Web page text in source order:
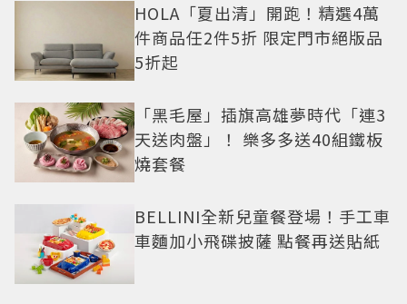
HOLA「夏出清」開跑！精選4萬
件商品任2件5折 限定門市絕版品
5折起
「黑毛屋」插旗高雄夢時代「連3
天送肉盤」！ 樂多多送40組鐵板
燒套餐
BELLINI全新兒童餐登場！手工車
車麵加小飛碟披薩 點餐再送貼紙